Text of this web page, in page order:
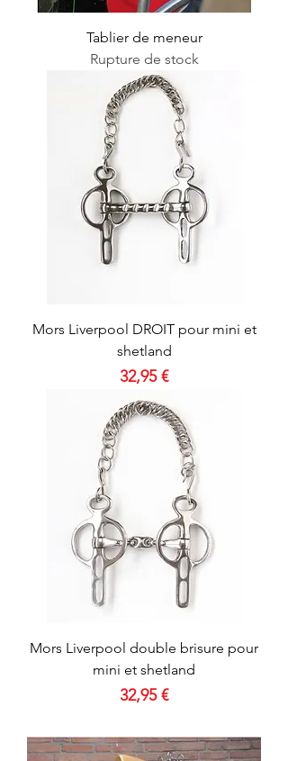
Tablier de meneur
Rupture de stock
Mors Liverpool DROIT pour mini et
shetland
Prix
32,95 €
Mors Liverpool double brisure pour
mini et shetland
Prix
32,95 €